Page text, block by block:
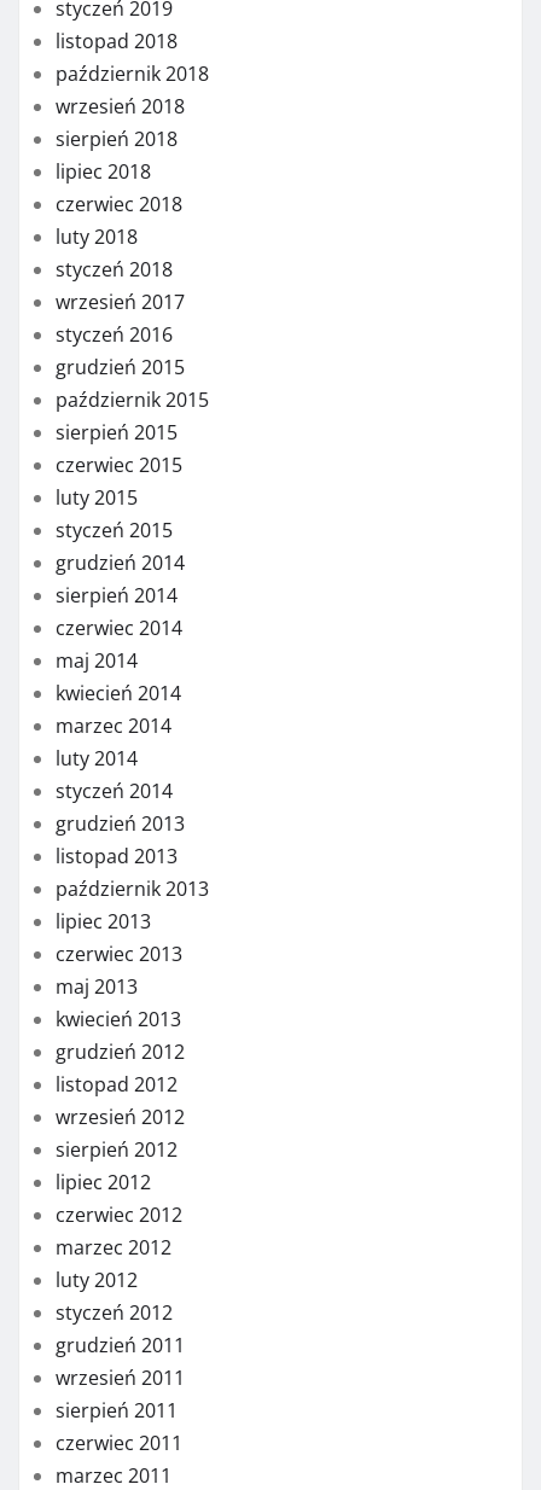
styczeń 2019
listopad 2018
październik 2018
wrzesień 2018
sierpień 2018
lipiec 2018
czerwiec 2018
luty 2018
styczeń 2018
wrzesień 2017
styczeń 2016
grudzień 2015
październik 2015
sierpień 2015
czerwiec 2015
luty 2015
styczeń 2015
grudzień 2014
sierpień 2014
czerwiec 2014
maj 2014
kwiecień 2014
marzec 2014
luty 2014
styczeń 2014
grudzień 2013
listopad 2013
październik 2013
lipiec 2013
czerwiec 2013
maj 2013
kwiecień 2013
grudzień 2012
listopad 2012
wrzesień 2012
sierpień 2012
lipiec 2012
czerwiec 2012
marzec 2012
luty 2012
styczeń 2012
grudzień 2011
wrzesień 2011
sierpień 2011
czerwiec 2011
marzec 2011